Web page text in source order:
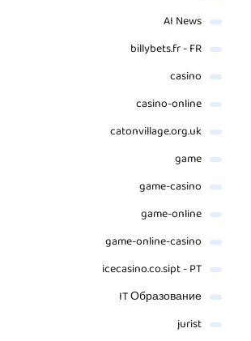
AI News
billybets.fr - FR
casino
casino-online
catonvillage.org.uk
game
game-casino
game-online
game-online-casino
icecasino.co.sipt - PT
IT Образование
jurist